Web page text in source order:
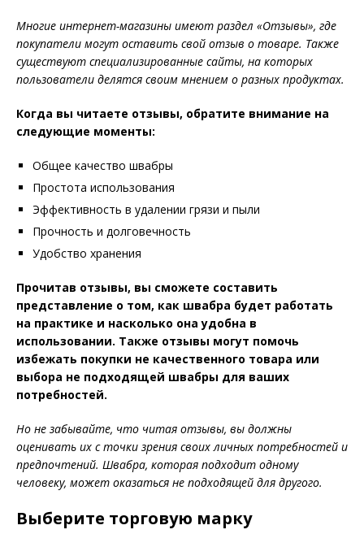
Многие интернет-магазины имеют раздел «Отзывы», где
покупатели могут оставить свой отзыв о товаре. Также
существуют специализированные сайты, на которых
пользователи делятся своим мнением о разных продуктах.
Когда вы читаете отзывы, обратите внимание на
следующие моменты:
Общее качество швабры
Простота использования
Эффективность в удалении грязи и пыли
Прочность и долговечность
Удобство хранения
Прочитав отзывы, вы сможете составить
представление о том, как швабра будет работать
на практике и насколько она удобна в
использовании. Также отзывы могут помочь
избежать покупки не качественного товара или
выбора не подходящей швабры для ваших
потребностей.
Но не забывайте, что читая отзывы, вы должны
оценивать их с точки зрения своих личных потребностей и
предпочтений. Швабра, которая подходит одному
человеку, может оказаться не подходящей для другого.
Выберите торговую марку